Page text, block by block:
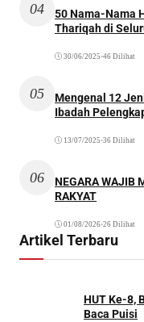
04
50 Nama-Nama
Thariqah di
30/06/2025 •46 Dilihat
05
Mengenal 12
Ibadah
13/07/2025 •36 Dilihat
06
NEGARA WAJIB
RAKYAT
01/08/2026•26 Dilihat
Artikel Terbaru
HUT Ke-8,
Baca Puisi